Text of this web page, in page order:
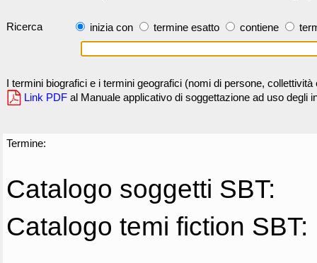
Ricerca inizia con termine esatto contiene
I termini biografici e i termini geografici (nomi di persone,
Link PDF al Manuale applicativo di soggettazione ad uso degli
Termine:
Catalogo soggetti SBT:
Catalogo temi fiction SBT: